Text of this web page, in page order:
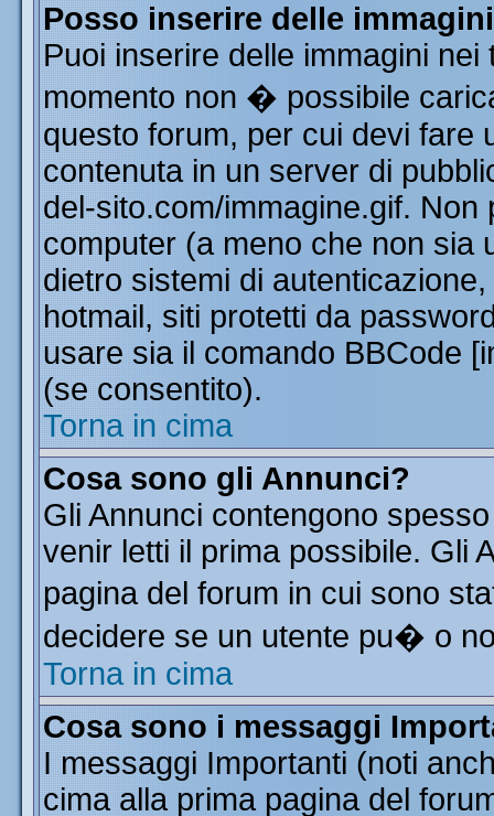
Posso inserire delle
Puoi inserire delle immagini
momento non � possibile
questo forum, per cui devi fare
contenuta in un server di
del-sito.com/immagine.gif.
computer (a meno che non sia
dietro sistemi di
hotmail, siti protetti da
usare sia il comando BBCode
(se consentito).
Torna in cima
Cosa sono gli Annunci?
Gli Annunci contengono
venir letti il prima possibile. Gli
pagina del forum in cui sono
decidere se un utente pu� o
Torna in cima
Cosa sono i messaggi
I messaggi Importanti (noti
cima alla prima pagina del